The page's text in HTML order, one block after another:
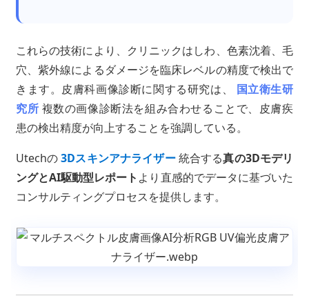
これらの技術により、クリニックはしわ、色素沈着、毛
穴、紫外線によるダメージを臨床レベルの精度で検出で
きます。皮膚科画像診断に関する研究は、 国立衛生研
究所 複数の画像診断法を組み合わせることで、皮膚疾
患の検出精度が向上することを強調している。
Utechの3Dスキンアナライザー統合する真の3Dモデリ
ングとAI駆動型レポート より直感的でデータに基づいた
コンサルティングプロセスを提供します。